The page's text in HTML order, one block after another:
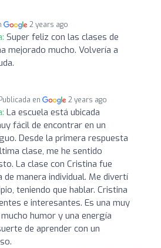
2 years ago
Super feliz con las clases de
mejorado mucho. Volvería a
Publicada en 2 years ago
La escuela está ubicada
fácil de encontrar en un
Desde la primera respuesta
clase, me he sentido
La clase con Cristina fue
de manera individual. Me divertí
teniendo que hablar. Cristina
e interesantes. Es una muy
humor y una energía
de aprender con un